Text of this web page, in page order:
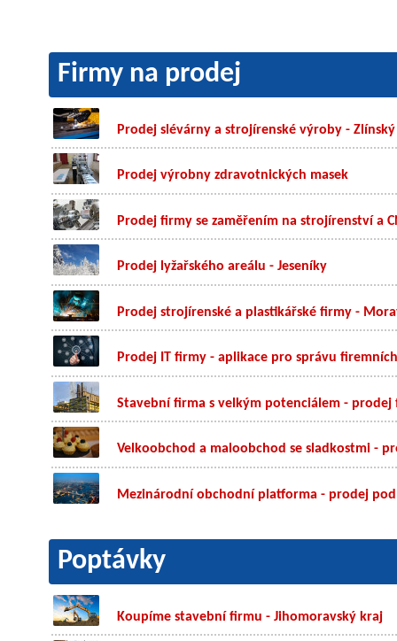
Firmy na prodej
Prodej slévárny a strojírenské výroby -
Prodej výrobny zdravotnických masek
Prodej firmy se zaměřením na strojírenství a
Prodej lyžařského areálu - Jeseníky
Prodej strojírenské a plastikářské firmy -
Prodej IT firmy - aplikace pro správu
Stavební firma s velkým potenciálem - prodej
Velkoobchod a maloobchod se sladkostmi -
Mezinárodní obchodní platforma - prodej
Poptávky
Koupíme stavební firmu - Jihomoravský kraj